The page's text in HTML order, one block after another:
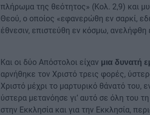
πλήρωμα της θεότητος» (Κολ. 2,9) και
Θεού, ο οποίος «εφανερώθη εν σαρκί,
έθνεσιν, επιστεύθη εν κόσμω, ανελήφθη
Και οι δύο Απόστολοι είχαν μια δυνατή
αρνήθηκε τον Χριστό τρεις φορές,
Χριστό μέχρι το μαρτυρικό θάνατό
ύστερα μετανόησε γι’ αυτό σε όλη του
στην Εκκλησία και για την Εκκλησία,